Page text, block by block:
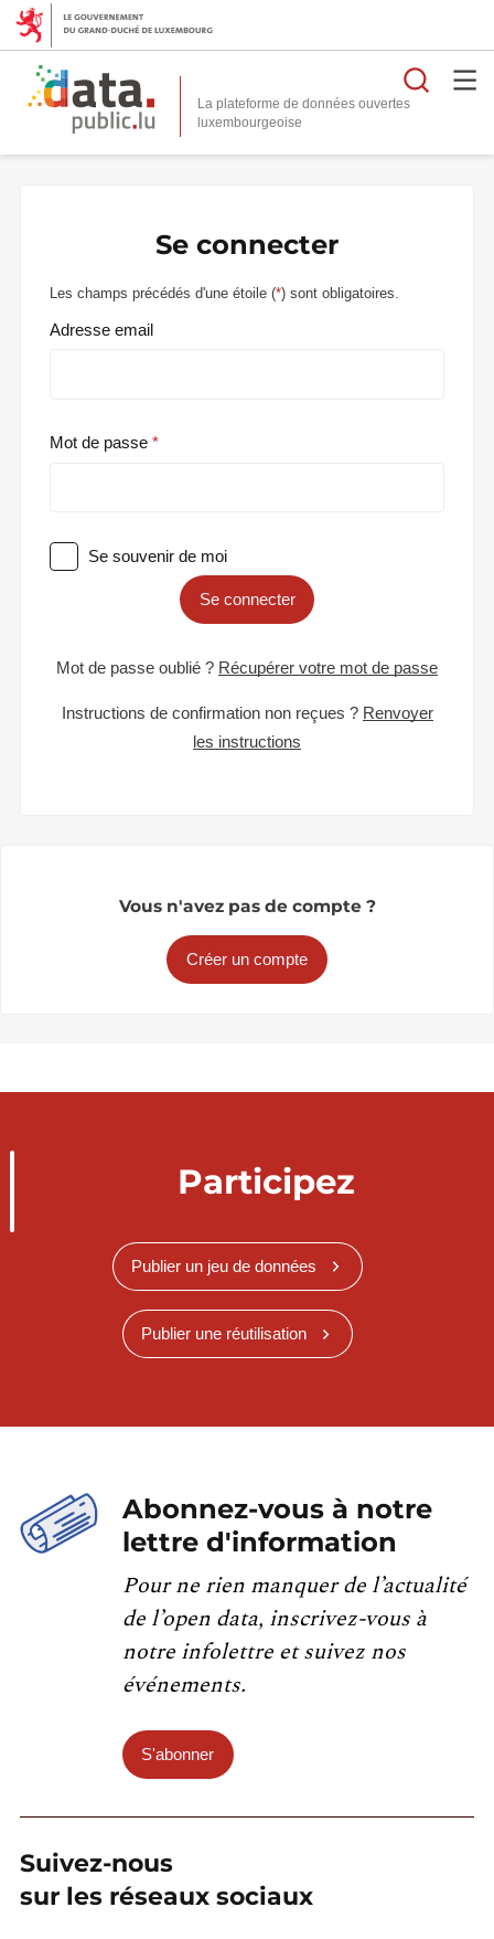
La plateforme de données ouvertes
Se connecter
Les champs précédés d'une étoile (*) sont obligatoires.
Adresse email
Mot de passe
Se souvenir de moi
Se connecter
Mot de passe oublié ? Récupérer votre mot de passe
Instructions de confirmation non reçues ? Renvoyer
les instructions
Vous n'avez pas de compte ?
Créer un compte
Participez
Publier un jeu de données
Publier une réutilisation
Abonnez-vous à notre
lettre d'information
Pour ne rien manquer de l’actualité
de l’open data, inscrivez-vous à
notre infolettre et suivez nos
événements.
S'abonner
Suivez-nous
sur les réseaux sociaux